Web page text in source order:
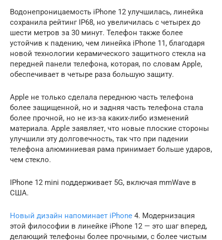
Водонепроницаемость iPhone 12 улучшилась, линейка
сохранила рейтинг IP68, но увеличилась с четырех до
шести метров за 30 минут. Телефон также более
устойчив к падению, чем линейка iPhone 11, благодаря
новой технологии керамического защитного стекла на
передней панели телефона, которая, по словам Apple,
обеспечивает в четыре раза большую защиту.
Apple не только сделала переднюю часть телефона
более защищенной, но и задняя часть телефона стала
более прочной, но не из-за каких-либо изменений
материала. Apple заявляет, что новые плоские стороны
улучшили эту долговечность, так что при падении
телефона алюминиевая рама принимает больше ударов,
чем стекло.
IPhone 12 mini поддерживает 5G, включая mmWave в
США.
Новый дизайн напоминает iPhone 4. Модернизация
этой философии в линейке iPhone 12 — это шаг вперед,
делающий телефоны более прочными, с более чистым